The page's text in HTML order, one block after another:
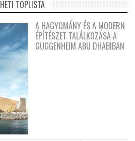
HETI TOPLISTA
A HAGYOMÁNY ÉS A MODERN
ÉPÍTÉSZET TALÁLKOZÁSA A
GUGGENHEIM ABU DHABIBAN